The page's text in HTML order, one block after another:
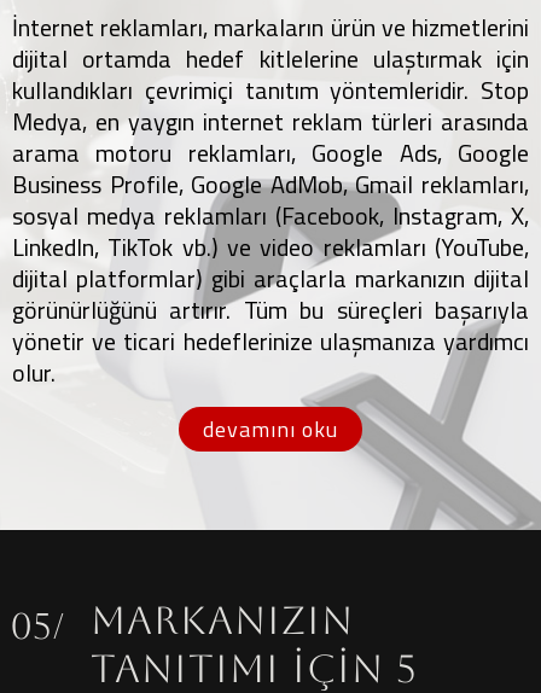
İnternet reklamları, markaların ürün ve hizmetlerini
dijital ortamda hedef kitlelerine ulaştırmak için
kullandıkları çevrimiçi tanıtım yöntemleridir. Stop
Medya, en yaygın internet reklam türleri arasında
arama motoru reklamları, Google Ads, Google
Business Profile, Google AdMob, Gmail reklamları,
sosyal medya reklamları (Facebook, Instagram, X,
LinkedIn, TikTok vb.) ve video reklamları (YouTube,
dijital platformlar) gibi araçlarla markanızın dijital
görünürlüğünü artırır. Tüm bu süreçleri başarıyla
yönetir ve ticari hedeflerinize ulaşmanıza yardımcı
olur.
devamını oku
05/
MARKANIZIN
TANITIMI İÇİN 5